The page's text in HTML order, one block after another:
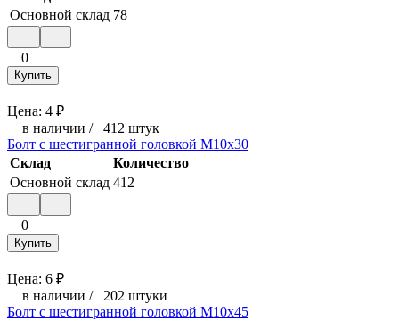
Основной склад 78
0
Купить
Цена: 4 ₽
в наличии / 412 штук
Болт с шестигранной головкой М10x30
Склад
Количество
Основной склад 412
0
Купить
Цена: 6 ₽
в наличии / 202 штуки
Болт с шестигранной головкой М10x45